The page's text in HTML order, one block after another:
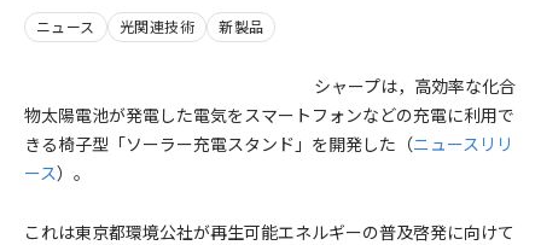
ニュース 光関連技術 新製品
シャープは，高効率な化合
物太陽電池が発電した電気をスマートフォンなどの充電に利用で
きる椅子型「ソーラー充電スタンド」を開発した（ニュースリリ
ース）。
これは東京都環境公社が再生可能エネルギーの普及啓発に向けて